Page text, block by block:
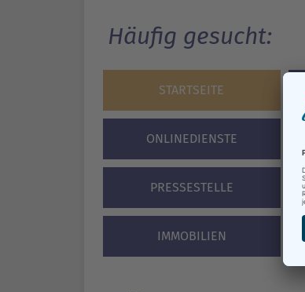
Häufig gesucht:
STARTSEITE
ONLINEDIENSTE
PRESSESTELLE
IMMOBILIEN